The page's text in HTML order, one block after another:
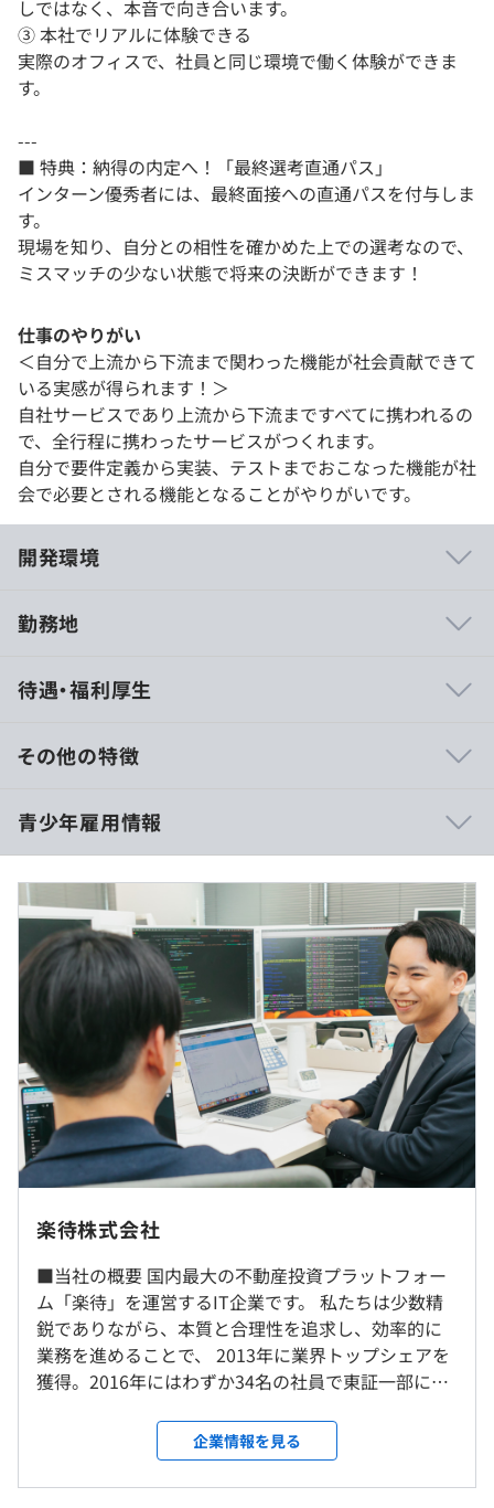
しではなく、本音で向き合います。
③ 本社でリアルに体験できる
実際のオフィスで、社員と同じ環境で働く体験ができま
す。
---
■ 特典：納得の内定へ！「最終選考直通パス」
インターン優秀者には、最終面接への直通パスを付与しま
す。
現場を知り、自分との相性を確かめた上での選考なので、
ミスマッチの少ない状態で将来の決断ができます！
仕事のやりがい
＜自分で上流から下流まで関わった機能が社会貢献できて
いる実感が得られます！＞
自社サービスであり上流から下流まですべてに携われるの
で、全行程に携わったサービスがつくれます。
自分で要件定義から実装、テストまでおこなった機能が社
会で必要とされる機能となることがやりがいです。
開発環境
楽待株式会社では、機能単位でエンジニアがアサインさ
ないます。
更にその後のお客様の反応を見ながら修正し、サービスを
となります。
■業務の幅が広い
フロントエンド・サーバーサイド・インフラはもちろん、
デザインや要求定義のさらに上の企画まで任せられます。
プロダクト全体に関わる経験を積むことで、ものづくりの
全工程を担えるプロダクトエンジニアへと成長します。
■社会的影響力が大きいサービスを少人数で開発できる
国内No.1のプラットフォームを運営している弊社です
が、エンジニアの社員数はまだまだ少なく20名もいませ
ん。
1エンジニアが開発した機能が全国の多くのユーザーに使
われ、市場に大きな影響を与えることになります。
実際、筆者が企画から携わって開発した機能は年間で24
万回使われるサービスに成長し、投資家の判断を助ける機
能になりました。
・投資用不動産プラットフォーム『楽待』
投資用不動産に特化した国内最大の不動産プラットフォ
の学習、不動産探し、不動産の売却が効率的に行えるサー
ビスを提供しています。
2006年のリリース以降、スマホWeb対応・アプリ対応
勤務地
受動喫煙防止措置に関する事項
屋内禁煙
・日比谷線「八丁堀駅」より徒歩4分
・京葉線「八丁堀駅」より徒歩4分
・都営浅草線「宝町駅」より徒歩3分
・銀座線「京橋駅」より徒歩5分
・有楽町線「新富町駅」より徒歩6分
待遇・福利厚生
1日目の昼食は会社で支給
9：00～18：00
休憩時間：12:00〜13:00（60分）
平均残業時間：平均32時間／月
・完全週休 2日制（土日）
・祝日
・年末年始休暇
インターンのため無し
・厚生年金
その他の特徴
青少年雇用情報
過去３年間の新卒採用者数・離職者数
前年度 採用者数5人 離職者数1人
2年度前 採用者数7人 離職者数0人
3年度前 採用者数4人 離職者数0人
過去３年間の新卒採用者数の男女別人数
前年度 男性3人 女性2人
2年度前 男性4人 女性3人
3年度前 男性31人 女性3人
平均勤続年数
5.1年
研修の有無及び内容
新入社員研修・リーダー研修・Web研修ツールの導入な
週に1回、LT（ライトニングトーク）大会を開き、情報共
有を行っています。
自己啓発支援の有無及びその内容
図書購入支援制度・資格取得一時金制度・外部研修受講へ
の費用補助
楽待株式会社
■当社の概要 国内最大の不動産投資プラットフォー
ム「楽待」を運営するIT企業です。 私たちは少数精
鋭でありながら、本質と合理性を追求し、効率的に
業務を進めることで、 2013年に業界トップシェアを
獲得。2016年にはわずか34名の社員で東証一部に上
ジし、自らの手で変革をもたらしたいと考える方を
お待ちしています！ ■楽待について 楽待は不動産投
資の学習、不動産探し、不動産の売却を効率的にお
企業情報を見る